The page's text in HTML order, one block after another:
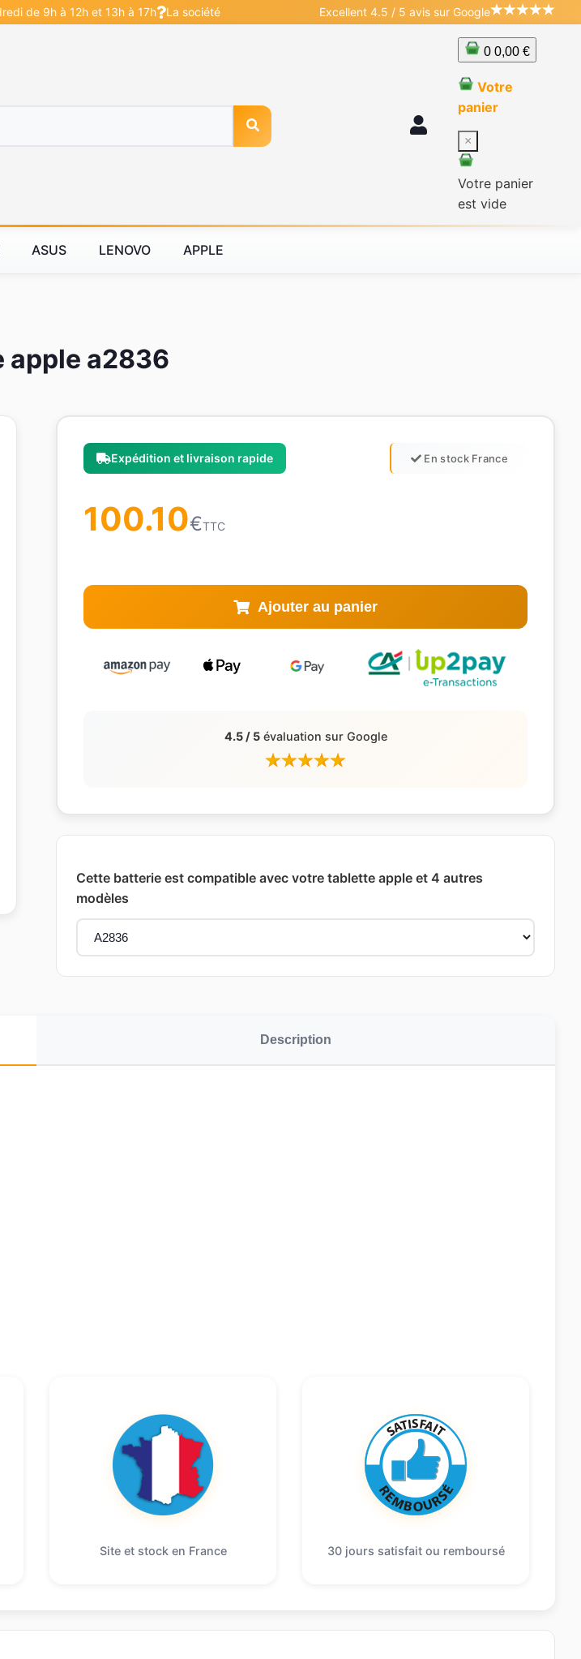
de 9h à 12h et 13h à 17h La société Excellent 4.5 / 5 avis sur Google
0 0,00 €
Votre
panier
×
Votre panier
est vide
ASUS LENOVO APPLE
apple a2836
Expédition et livraison rapide En stock France
100.10€TTC
Ajouter au panier
4.5 / 5évaluation sur Google
Cette batterie est compatible avec votre tablette apple et 4 autres
modèles
Description
Site et stock en France 30 jours satisfait ou remboursé